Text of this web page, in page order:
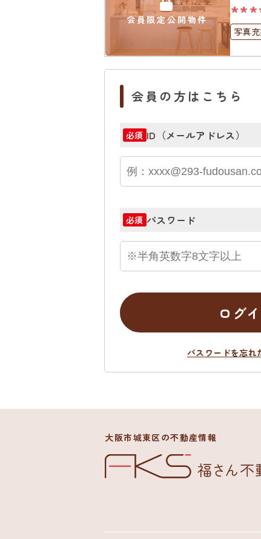
会員限定公開物件
写真
南面
会員の方はこちら
必須 ID（メールアドレス）
必須 パスワード
ログ
パスワードを忘
大阪市城東区の不動産情報